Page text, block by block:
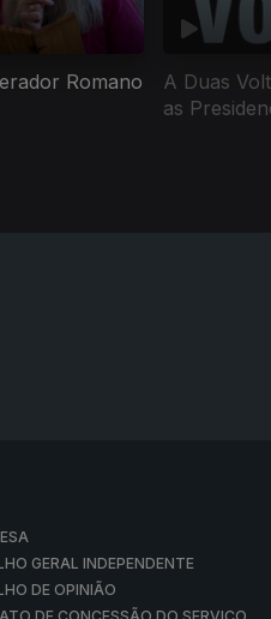
Romano
A Duas
as
GERAL INDEPENDENTE
DE OPINIÃO